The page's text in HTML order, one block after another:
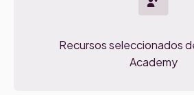
Recursos seleccionados
Academy